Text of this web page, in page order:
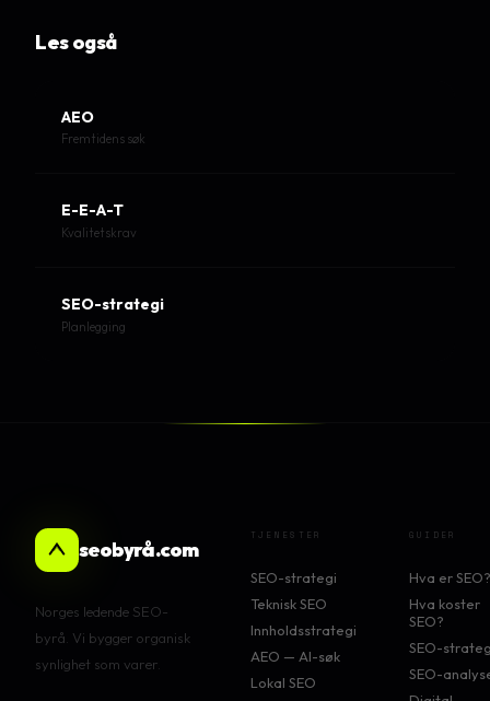
Les også
AEO
Fremtidens søk
E-E-A-T
Kvalitetskrav
SEO-strategi
Planlegging
seobyrå.com
Norges ledende SEO-
byrå. Vi bygger organisk
synlighet som varer.
TJENESTER
SEO-strategi
Teknisk SEO
Innholdsstrategi
AEO — AI-søk
Lokal SEO
GUIDER
Hva er SEO?
Hva koster
SEO?
SEO-
SEO-